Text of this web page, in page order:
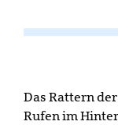
Das Rattern
Rufen im